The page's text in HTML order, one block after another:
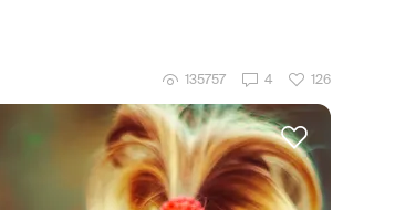
135757 4 126